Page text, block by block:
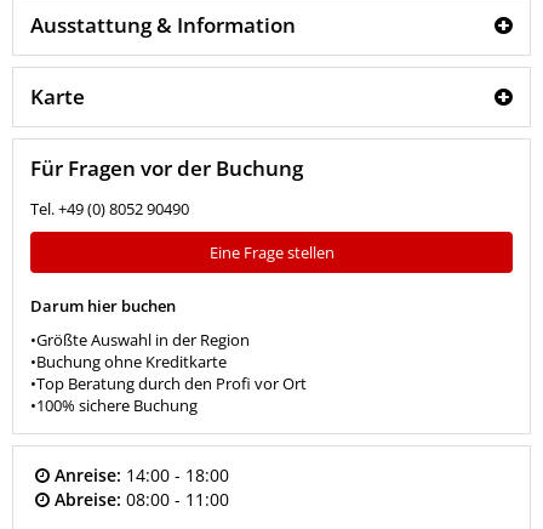
Ausstattung & Information
Karte
Für Fragen vor der Buchung
Tel. +49 (0) 8052 90490
Eine Frage stellen
Darum hier buchen
•Größte Auswahl in der Region
•Buchung ohne Kreditkarte
•Top Beratung durch den Profi vor Ort
•100% sichere Buchung
Anreise: 14:00 - 18:00
Abreise: 08:00 - 11:00